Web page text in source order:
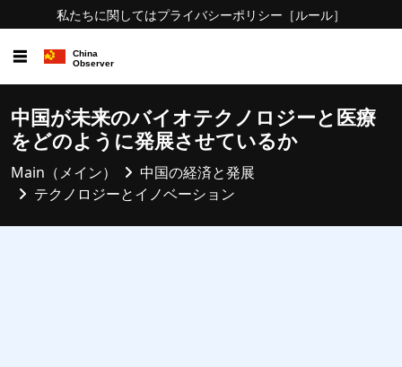
私たちに関してはプライバシーポリシー ［ルール］
☰
中国が未来のバイオテクノロジーと医療
をどのように発展させているか
Main（メイン）
中国の経済と発展
テクノロジーとイノベーション